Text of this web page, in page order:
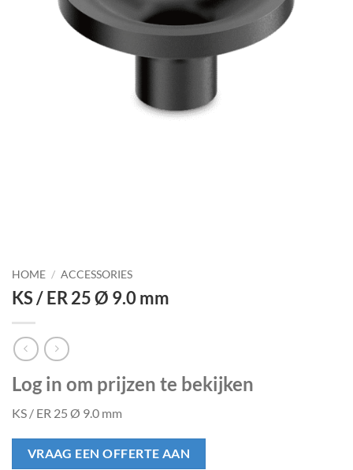
HOME / ACCESSORIES
KS / ER 25 Ø 9.0 mm
Log in om prijzen te bekijken
KS / ER 25 Ø 9.0 mm
VRAAG EEN OFFERTE AAN